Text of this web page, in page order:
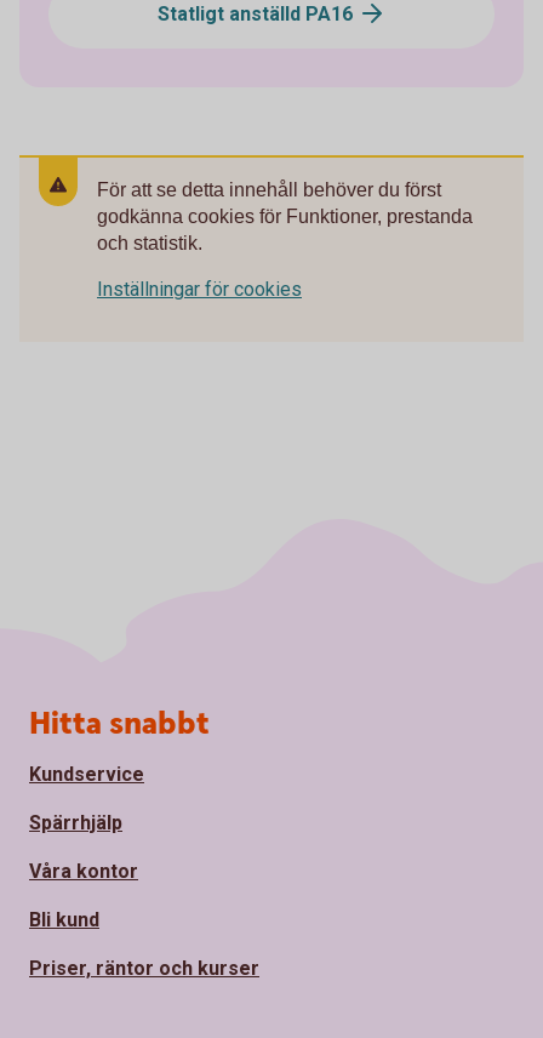
Statligt anställd PA16
För att se detta innehåll behöver du först
godkänna cookies för Funktioner, prestanda
och statistik.
Inställningar för cookies
Sidfot
Hitta snabbt
Kundservice
Spärrhjälp
Våra kontor
Bli kund
Priser, räntor och kurser